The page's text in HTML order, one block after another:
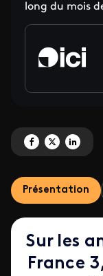
long du mois
Partagez 'Le sport
Partagez 'Le
Partagez
Présentation
Sur les
France